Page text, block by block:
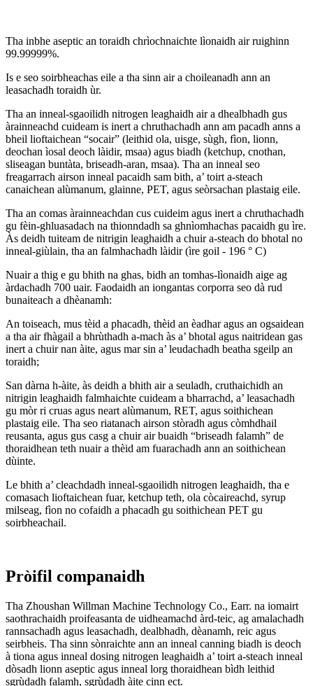
Tha inbhe aseptic an toraidh chrìochnaichte lìonaidh air ruighinn
99.99999%.
Is e seo soirbheachas eile a tha sinn air a choileanadh ann an
leasachadh toraidh ùr.
Tha an inneal-sgaoilidh nitrogen leaghaidh air a dhealbhadh gus
àrainneachd cuideam is inert a chruthachadh ann am pacadh anns a
bheil lioftaichean “socair” (leithid ola, uisge, sùgh, fìon, lionn,
deochan ìosal deoch làidir, msaa) agus biadh (ketchup, cnothan,
sliseagan buntàta, briseadh-aran, msaa). Tha an inneal seo
freagarrach airson inneal pacaidh sam bith, a’ toirt a-steach
canaichean alùmanum, glainne, PET, agus seòrsachan plastaig eile.
Tha an comas àrainneachdan cus cuideim agus inert a chruthachadh
gu fèin-ghluasadach na thionndadh sa ghnìomhachas pacaidh gu ìre.
Às deidh tuiteam de nitrigin leaghaidh a chuir a-steach do bhotal no
inneal-giùlain, tha an falmhachadh làidir (ìre goil - 196 ° C)
Nuair a thig e gu bhith na ghas, bidh an tomhas-lìonaidh aige ag
àrdachadh 700 uair. Faodaidh an iongantas corporra seo dà rud
bunaiteach a dhèanamh:
An toiseach, mus tèid a phacadh, thèid an èadhar agus an ogsaidean
a tha air fhàgail a bhrùthadh a-mach às a’ bhotal agus naitridean gas
inert a chuir nan àite, agus mar sin a’ leudachadh beatha sgeilp an
toraidh;
San dàrna h-àite, às deidh a bhith air a seuladh, cruthaichidh an
nitrigin leaghaidh falmhaichte cuideam a bharrachd, a’ leasachadh
gu mòr ri cruas agus neart alùmanum, RET, agus soithichean
plastaig eile. Tha seo riatanach airson stòradh agus còmhdhail
reusanta, agus gus casg a chuir air buaidh “briseadh falamh” de
thoraidhean teth nuair a thèid am fuarachadh ann an soithichean
dùinte.
Le bhith a’ cleachdadh inneal-sgaoilidh nitrogen leaghaidh, tha e
comasach lioftaichean fuar, ketchup teth, ola còcaireachd, syrup
milseag, fìon no cofaidh a phacadh gu soithichean PET gu
soirbheachail.
Pròifil companaidh
Tha Zhoushan Willman Machine Technology Co., Earr. na iomairt
saothrachaidh proifeasanta de uidheamachd àrd-teic, ag amalachadh
rannsachadh agus leasachadh, dealbhadh, dèanamh, reic agus
seirbheis. Tha sinn sònraichte ann an inneal canning biadh is deoch
à tiona agus inneal dosing nitrogen leaghaidh a’ toirt a-steach inneal
dòsadh lionn aseptic agus inneal lorg thoraidhean bìdh leithid
sgrùdadh falamh, sgrùdadh àite cinn ect.